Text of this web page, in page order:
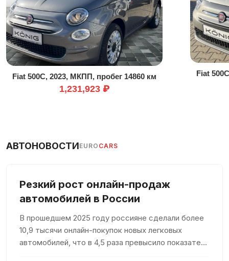
Передний привод
Светодиодные габаритные огни
Система «старт-стоп»
Усилитель руля
Электрозеркала
Fiat 500C, 2023, МКПП, пробег 14860 км
1,231,923 ₽
Fiat
АВТОНОВОСТИEURO CARS
Резкий рост онлайн-продаж
автомобилей в России
В прошедшем 2025 году россияне сделали более
10,9 тысячи онлайн-покупок новых легковых
автомобилей, что в 4,5 раза превысило показатель